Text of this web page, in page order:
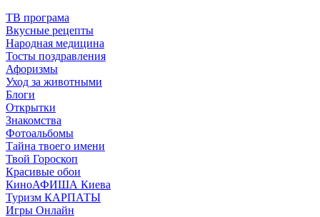
ТВ програма
Вкусные рецепты
Народная медицина
Тосты поздравления
Афоризмы
Уход за животными
Блоги
Открытки
Знакомства
Фотоальбомы
Тайна твоего имени
Твой Гороскоп
Красивые обои
КиноАФИША Киева
Туризм КАРПАТЫ
Игры Онлайн